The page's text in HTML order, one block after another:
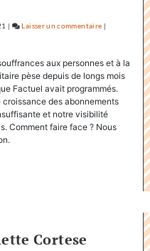
| Laisser un commentaire on
Factuel.media
titre
«
Factuel
»
|
aux personnes et à la
pèse depuis de longs mois
Factuel avait programmés.
des abonnements
et notre visibilité
Comment faire face ? Nous
Cortese